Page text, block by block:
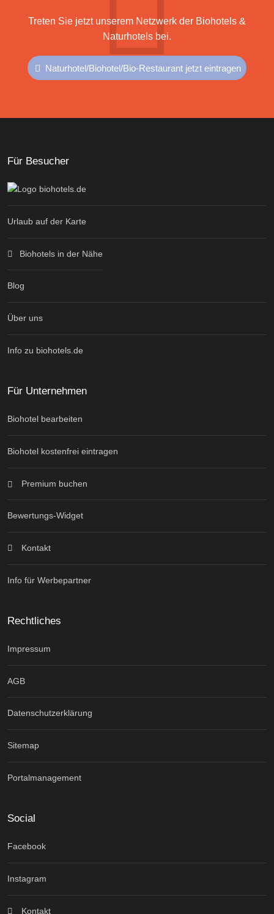
Treten Sie jetzt unserem Netzwerk der Biohotels &
Naturhotels bei.
Naturhotel/Biohotel/Bio-Restaurant jetzt eintragen
Für Besucher
Urlaub auf der Karte
Biohotels in der Nähe
Blog
Über uns
Info zu biohotels.de
Für Unternehmen
Biohotel bearbeiten
Biohotel kostenfrei eintragen
Premium buchen
Bewertungs-Widget
Kontakt
Info für Werbepartner
Rechtliches
Impressum
AGB
Datenschutzerklärung
Sitemap
Portalmanagement
Social
Facebook
Instagram
Kontakt